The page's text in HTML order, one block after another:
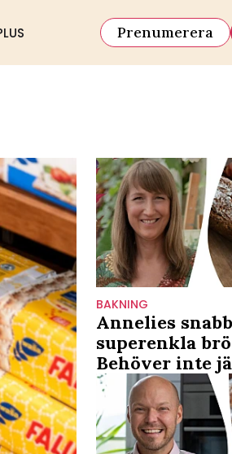
Prenumerera
BAKNING
Annelies
superenkla
Behöver inte